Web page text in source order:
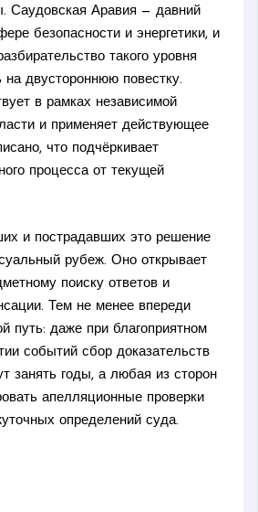
Саудовская Аравия — давний
безопасности и энергетики, и
такого уровня
на двустороннюю повестку.
в рамках независимой
и применяет действующее
что подчёркивает
процесса от текущей
и пострадавших это решение
рубеж. Оно открывает
поиску ответов и
Тем не менее впереди
путь: даже при благоприятном
событий сбор доказательств
занять годы, а любая из сторон
апелляционные проверки
определений суда.